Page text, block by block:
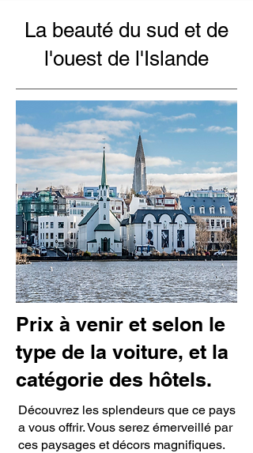
La beauté du sud et de
l'ouest de l'Islande
Prix à venir et selon le
type de la voiture, et la
catégorie des hôtels.
Découvrez les splendeurs que ce pays
a vous offrir. Vous serez émerveillé par
ces paysages et décors magnifiques.